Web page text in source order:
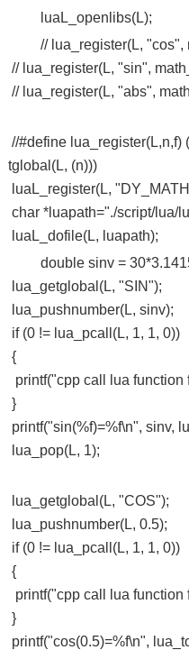
luaL_openlibs(L);
// lua_register(L, "cos",
// lua_register(L, "sin",
// lua_register(L, "abs",
//#define lua_register(L,n,f)
tglobal(L, (n)))
luaL_register(L,
char *luapath="./script/lua/
luaL_dofile(L, luapath);
double sinv =
lua_getglobal(L, "SIN");
lua_pushnumber(L, sinv);
if (0 != lua_pcall(L, 1, 1, 0))
{
printf("cpp call lua function
}
printf("sin(%f)=%f\n", sinv,
lua_pop(L, 1);
lua_getglobal(L, "COS");
lua_pushnumber(L, 0.5);
if (0 != lua_pcall(L, 1, 1, 0))
{
printf("cpp call lua function
}
printf("cos(0.5)=%f\n",